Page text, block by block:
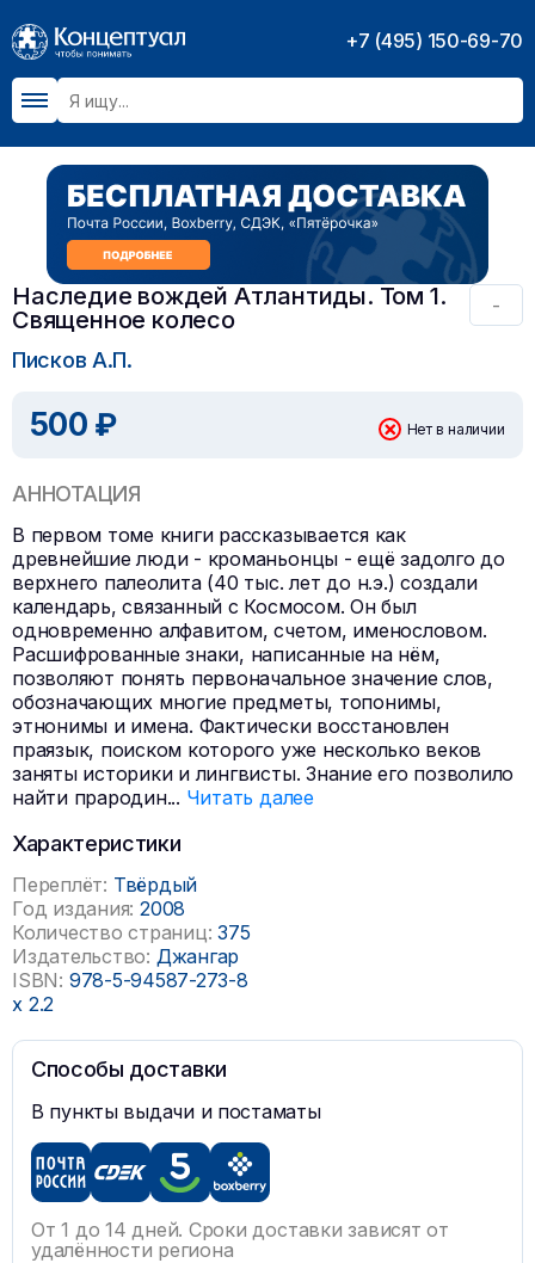
+7 (495) 150-69-70
Наследие вождей Атлантиды. Том 1.
Священное колесо
-
Писков А.П.
500 ₽ Нет в наличии
АННОТАЦИЯ
В первом томе книги рассказывается как
древнейшие люди - кроманьонцы - ещё задолго до
верхнего палеолита (40 тыс. лет до н.э.) создали
календарь, связанный с Космосом. Он был
одновременно алфавитом, счетом, именословом.
Расшифрованные знаки, написанные на нём,
позволяют понять первоначальное значение слов,
обозначающих многие предметы, топонимы,
этнонимы и имена. Фактически восстановлен
праязык, поиском которого уже несколько веков
заняты историки и лингвисты. Знание его позволило
найти прародин... Читать далее
Характеристики
Переплёт: Твёрдый
Год издания: 2008
Количество страниц: 375
Издательство: Джангар
ISBN: 978-5-94587-273-8
x 2.2
Способы доставки
В пункты выдачи и постаматы
От 1 до 14 дней. Сроки доставки зависят от
удалённости региона